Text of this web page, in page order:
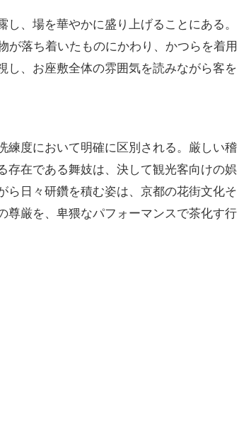
、場を華やかに盛り上げることにある。
が落ち着いたものにかわり、かつらを着用
し、お座敷全体の雰囲気を読みながら客を
練度において明確に区別される。厳しい稽
存在である舞妓は、決して観光客向けの娯
ら日々研鑽を積む姿は、京都の花街文化そ
尊厳を、卑猥なパフォーマンスで茶化す行